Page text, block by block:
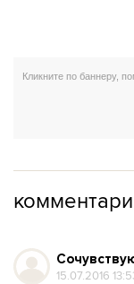
15.07.2016